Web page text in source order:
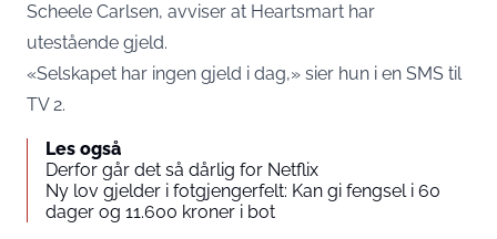
Scheele Carlsen, avviser at Heartsmart har
utestående gjeld.
«Selskapet har ingen gjeld i dag,» sier hun i en SMS til
TV 2.
Les også
Derfor går det så dårlig for Netflix
Ny lov gjelder i fotgjengerfelt: Kan gi fengsel i 60
dager og 11.600 kroner i bot